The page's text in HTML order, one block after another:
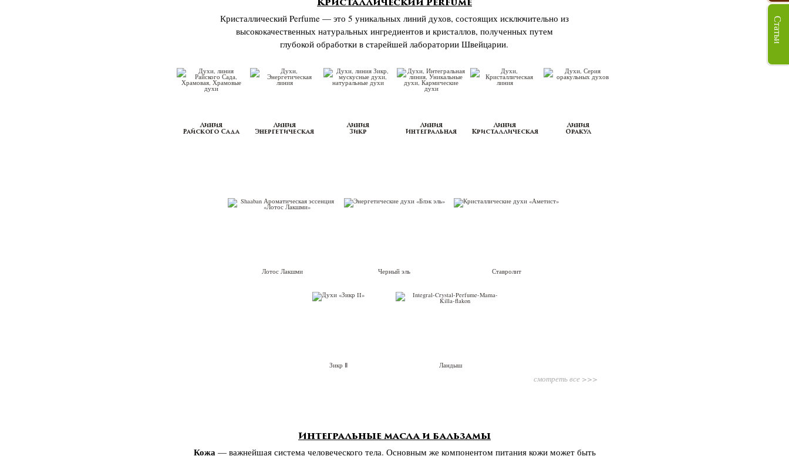
Кристаллический Perfume
Кристаллический Perfume — это 5 уникальных линий духов, состоящих исключительно из
высококачественных натуральных ингредиентов и кристаллов, полученных путем
глубокой обработки в старейшей лаборатории Швейцарии.
Линия
Райского Сада
Линия
Энергетическая
Линия
Зикр
Линия
Интегральная
Линия
Кристаллическая
Линия
Оракул
Лотос Лакшми Черный эль Ставролит
Зикр Ⅱ Ландыш
смотреть все >>>
Интегральные масла и бальзамы
Кожа— важнейшая система человеческого тела. Основным же компонентом питания кожи может быть
Статьи